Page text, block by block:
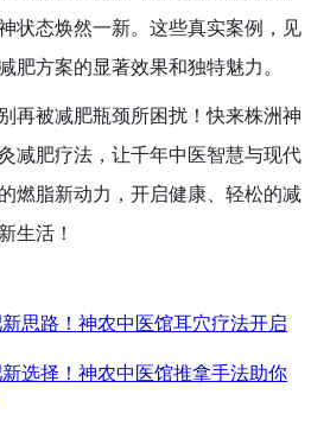
状态焕然一新。这些真实案例，见
肥方案的显著效果和独特魅力。
再被减肥瓶颈所困扰！快来株洲神
减肥疗法，让千年中医智慧与现代
燃脂新动力，开启健康、轻松的减
生活！
思路！神农中医馆耳穴疗法开启
选择！神农中医馆推拿手法助你